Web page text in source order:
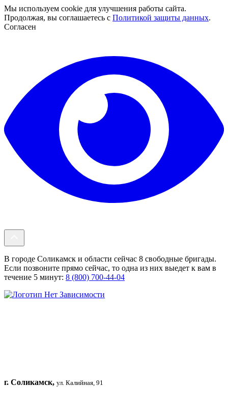
Мы используем cookie для улучшения работы сайта.
Продолжая, вы соглашаетесь с Политикой защиты данных.
Согласен
В городе Соликамск и области сейчас 8 свободные бригады.
Если позвоните прямо сейчас, то одна из них выедет к вам в
течение 5 минут: 8 (800) 700-44-04
г. Соликамск, ул. Калийная, 91